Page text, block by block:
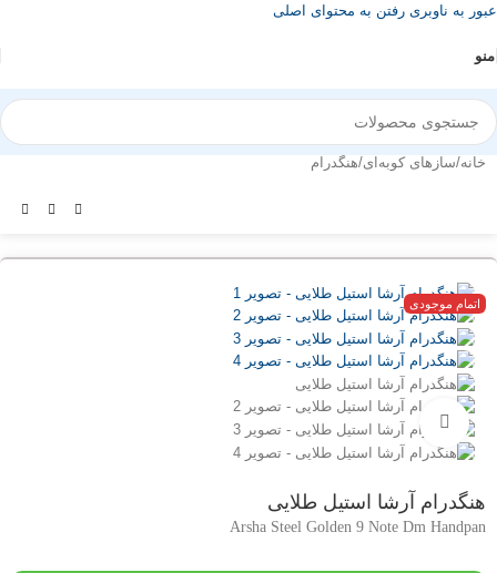
عبور به ناوبری رفتن به محتوای اصلی
منو
خانه/سازهای کوبه‌ای/هنگدرام
اتمام موجودی
بزرگنمایی تصویر
هنگدرام آرشا استیل طلایی
Arsha Steel Golden 9 Note Dm Handpan